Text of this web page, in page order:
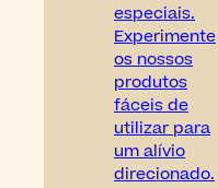
especiais.
Experimente
os nossos
produtos
fáceis de
utilizar para
um alívio
direcionado.